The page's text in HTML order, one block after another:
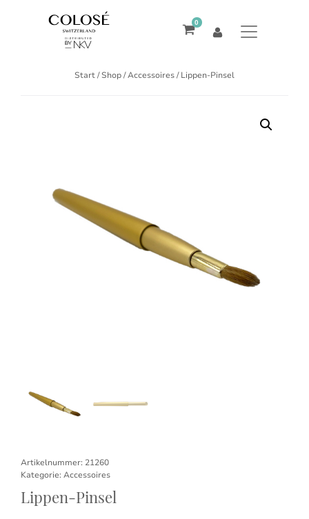
0
Start/Shop/Accessoires/ Lippen-Pinsel
Artikelnummer: 21260
Kategorie: Accessoires
Lippen-Pinsel